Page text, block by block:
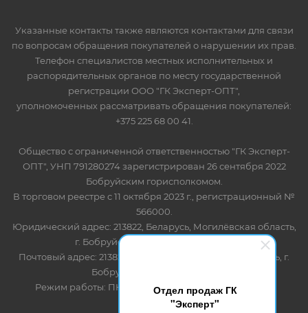
Отдел продаж ГК
"Эксперт"
Указанные контакты также являются контактами для связи
по вопросам обращения покупателей о нарушении их прав.
Телефон специалистов местных исполнительных и
распорядительных органов по месту государственной
регистрации ООО "ГК Эксперт-ОПТ",
уполномоченных рассматривать обращения покупателей:
+375 225 68 00 41.
Общество с ограниченной ответственностью "ГК Эксперт-
ОПТ", УНП 791280274 зарегистрирован 26 сентября 2022
Бобруйским горисполкомом.
В торговом реестре с 11 октября 2023 г., регистрационный №
566000.
Юридический адрес: 213822, Беларусь, Могилёвская область,
г. Бобруйск, ул. Лынькова 85 пом 7
Почтовый адрес: 213822, Беларусь, Могилёвская область, г.
Бобруйск, ул. Лынькова, 85
Режим работы: ПН-ПТ 8.30-17.00, СБ-ВС - выходной